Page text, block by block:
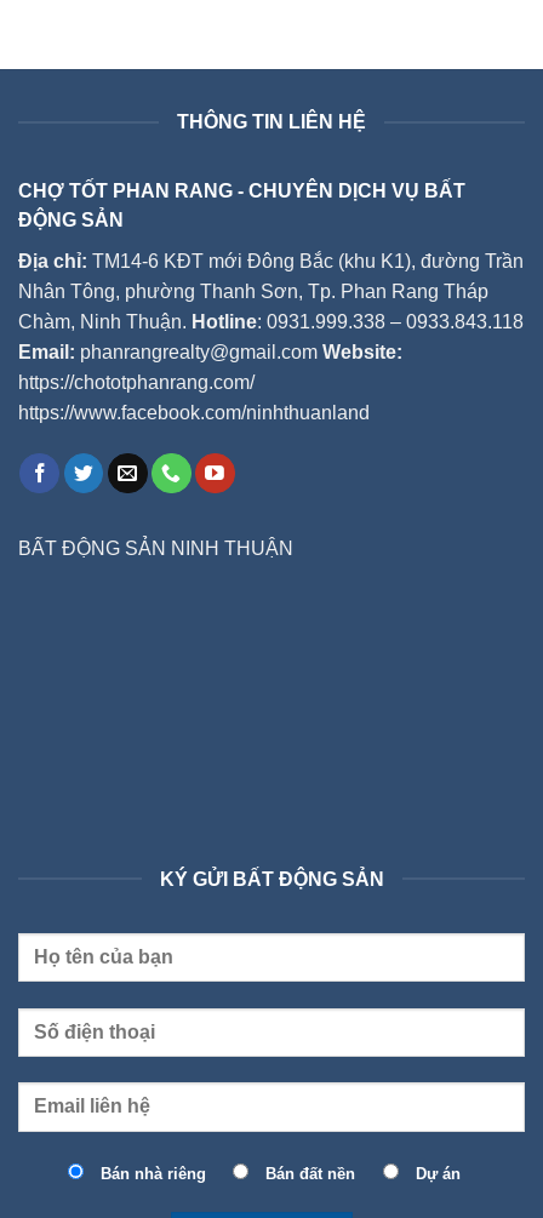
THÔNG TIN LIÊN HỆ
CHỢ TỐT PHAN RANG - CHUYÊN DỊCH VỤ BẤT
ĐỘNG SẢN
Địa chỉ: TM14-6 KĐT mới Đông Bắc (khu K1), đường Trần
Nhân Tông, phường Thanh Sơn, Tp. Phan Rang Tháp
Chàm, Ninh Thuận. Hotline: 0931.999.338 – 0933.843.118
Email: phanrangrealty@gmail.com Website:
https://chototphanrang.com/
https://www.facebook.com/ninhthuanland
BẤT ĐỘNG SẢN NINH THUẬN
KÝ GỬI BẤT ĐỘNG SẢN
Bán nhà riêng Bán đất nền Dự án